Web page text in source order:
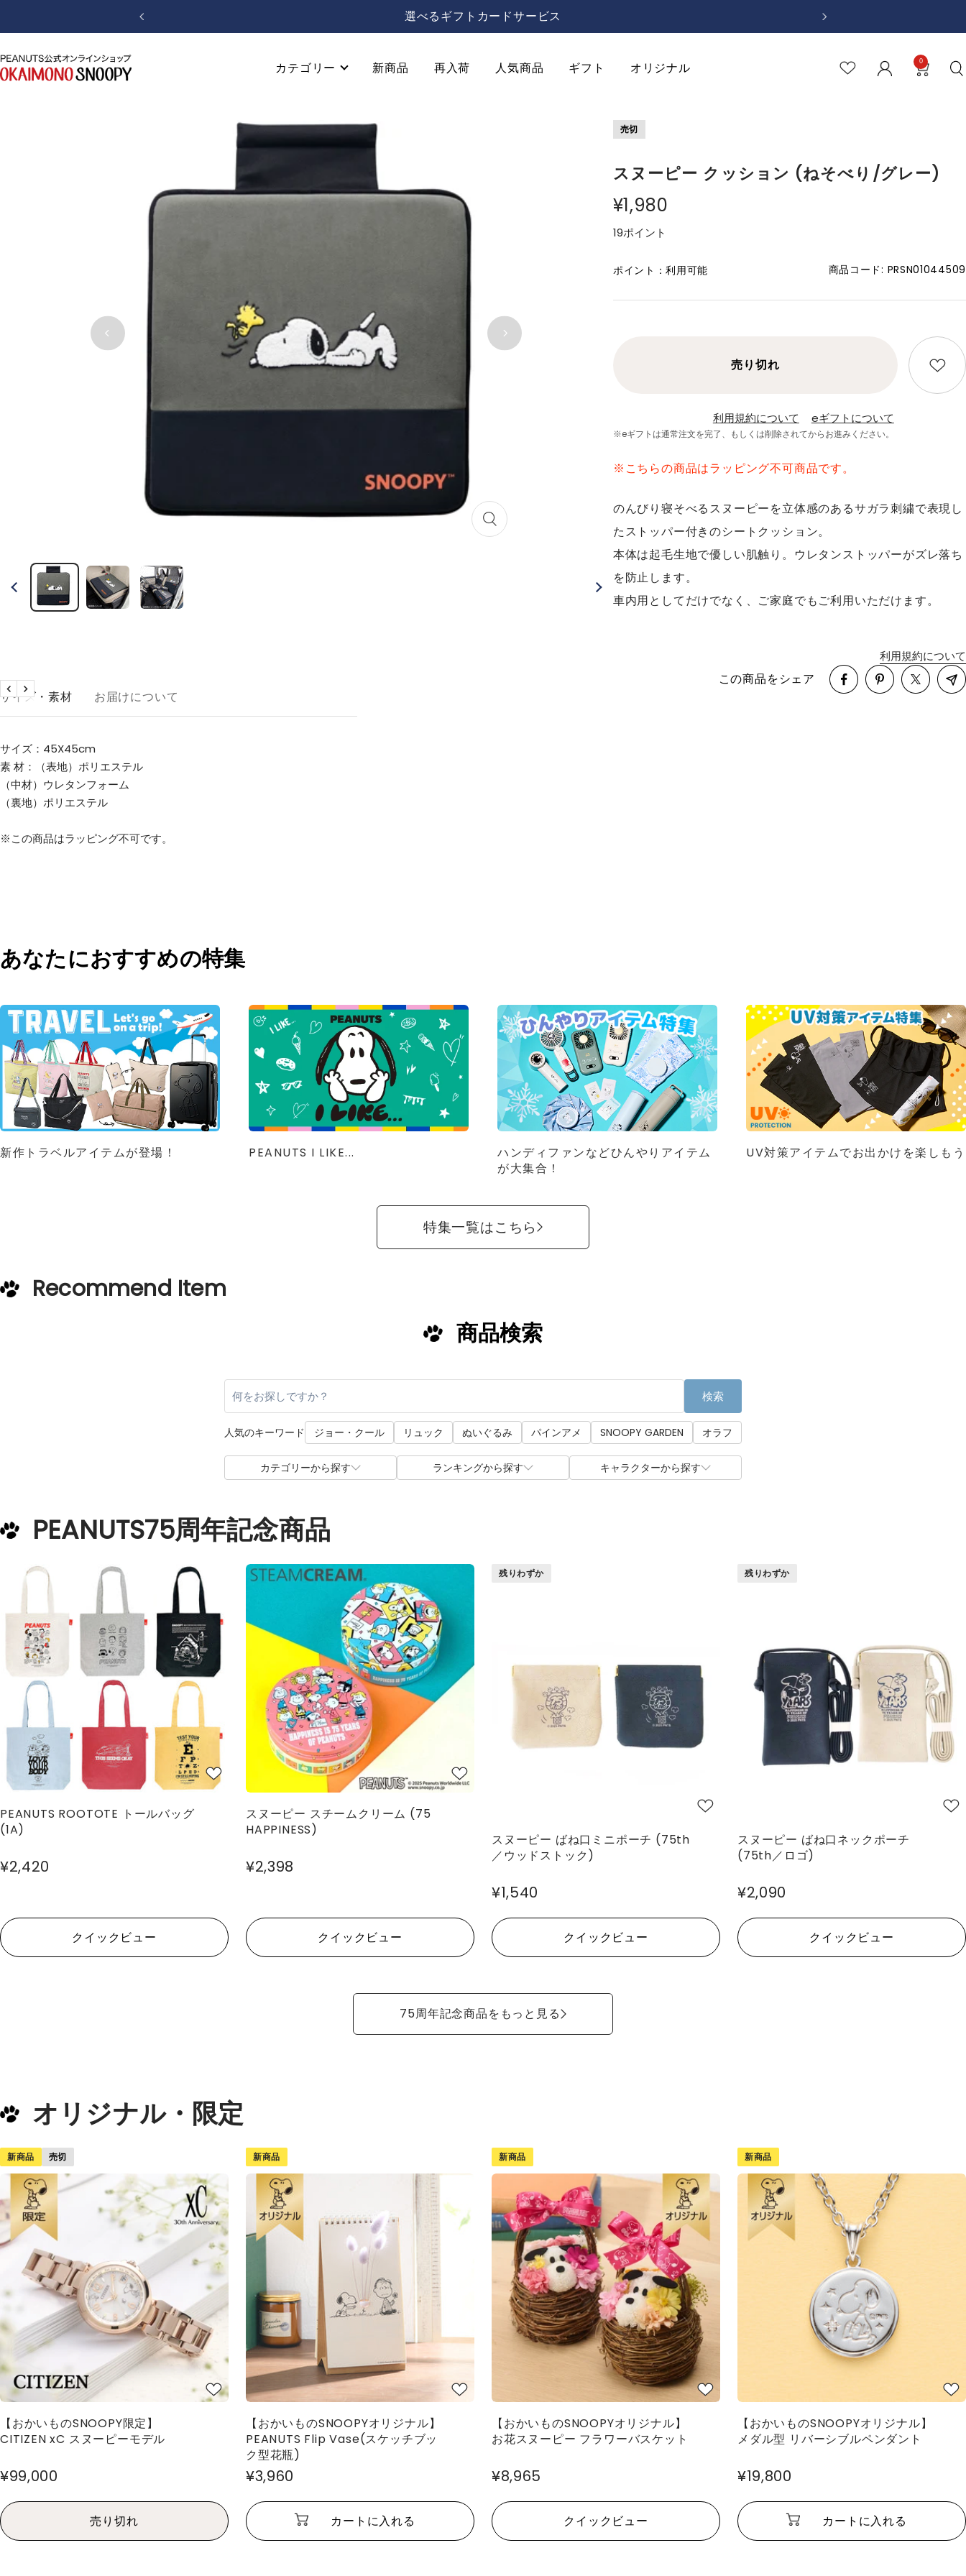
ン
ツ
戻
選べるギフトカードサービス
次
お
か
カテゴリー 新商品 再入荷 人気商品 ギフト オリジナル 0
ズ
売切
スヌーピー クッション (ねそべり/グレー)
¥1,980
19ポイント
ポイント：利用可能 商品コード: PRSN01044509
売り切れ
利用規約について eギフトについて
※eギフトは通常注文を完了、 もしくは削除されてからお進みください。
※こちらの商品はラッピング不可商品です。
のんびり寝そべるスヌーピーを立体感のあるサガラ刺繍で表現し
たストッパー付きのシートクッション。
本体は起毛生地で優しい肌触り。ウレタンストッパーがズレ落ち
を防止します。
車内用としてだけでなく、ご家庭でもご利用いただけます。
利用規約について
この商品をシェア
サイズ・素材 お届けについて
戻
る
次
へ
サイズ：45X45cm
素 材：（表地）ポリエステル
（中材）ウレタンフォーム
（裏地）ポリエステル
※この商品はラッピング不可です。
あなたにおすすめの特集
新作トラベルアイテムが登場！ PEANUTS I LIKE...
ハンディファンなどひんやりアイテム
が大集合！
UV対策アイテムでお出かけを楽しもう
特集一覧はこちら
Recommend Item
商品検索
検索
人気のキーワード ジョー・クール リュック ぬいぐるみ パインアメ SNOOPY GARDEN オラフ
カテゴリーから探す ランキングから探す キャラクターから探す
PEANUTS75周年記念商品
PEANUTS ROOTOTE トールバッグ
(1A)
¥2,420
クイックビュー
スヌーピー スチームクリーム (75
HAPPINESS)
¥2,398
クイックビュー
残りわずか
スヌーピー ばね口ミニポーチ (75th
／ウッドストック)
¥1,540
クイックビュー
残りわずか
スヌーピー ばね口ネックポーチ
(75th／ロゴ)
¥2,090
クイックビュー
75周年記念商品をもっと見る
オリジナル・限定
新商品 売切
【おかいものSNOOPY限定】
CITIZEN xC スヌーピーモデル
¥99,000
売り切れ
新商品
【おかいものSNOOPYオリジナル】
PEANUTS Flip Vase(スケッチブッ
ク型花瓶)
¥3,960
カートに入れる
新商品
【おかいものSNOOPYオリジナル】
お花スヌーピー フラワーバスケット
¥8,965
クイックビュー
新商品
【おかいものSNOOPYオリジナル】
メダル型 リバーシブルペンダント
¥19,800
カートに入れる